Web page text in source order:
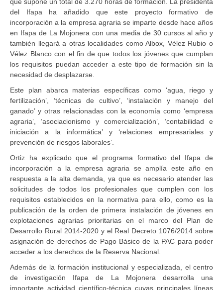
del Ifapa ha añadido que este proyecto formativo de
incorporación a la empresa agraria se imparte desde hace años
en Ifapa de La Mojonera con una media de 30 cursos al año y
también llegará a otras localidades como Albox, Vélez Rubio o
Vélez Blanco con el fin de que todos los jóvenes que cumplan
los requisitos puedan acceder a este tipo de formación sin la
necesidad de desplazarse.
Este plan abarca materias específicas como ‘agua, riego y
fertilización’, ‘técnicas de cultivo’, ‘instalación y manejo del
ganado’ y otras relacionadas con la economía como ‘empresa
agraria’, ‘asociacionismo y comercialización’, ‘contabilidad e
iniciación a la informática’ y ‘relaciones empresariales y
prevención de riesgos laborales’.
Ortiz ha explicado que el programa formativo del Ifapa de
incorporación a la empresa agraria se amplía este año en
respuesta a la alta demanda, ya que es necesario atender las
solicitudes de todos los profesionales que cumplen con los
requisitos establecidos en la normativa para ello, como es la
publicación de la orden de primera instalación de jóvenes en
explotaciones agrarias prioritarias en el marco del Plan de
Desarrollo Rural 2014-2020 y el Real Decreto 1076/2014 sobre
asignación de derechos de Pago Básico de la PAC para poder
acceder a los derechos de la Reserva Nacional.
Además de la formación institucional y especializada, el centro
de investigación Ifapa de La Mojonera desarrolla una
importante actividad científico-técnica cuyas principales líneas